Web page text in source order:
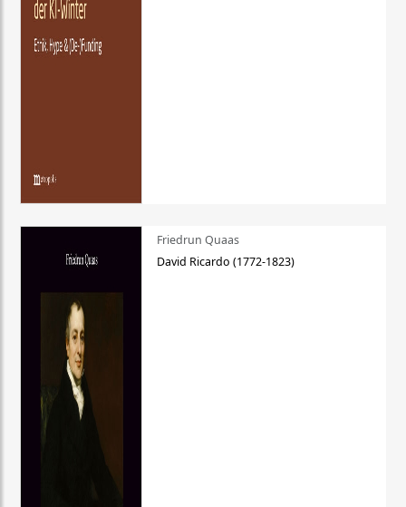
Friedrun Quaas
David Ricardo (1772-1823)